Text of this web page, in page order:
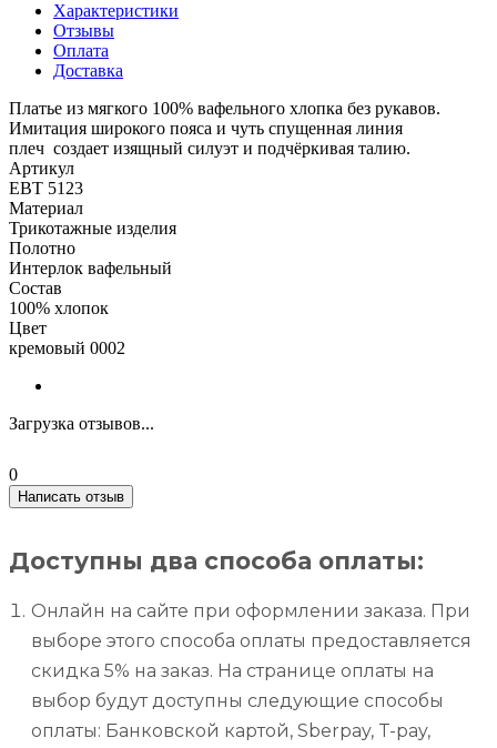
Характеристики
Отзывы
Оплата
Доставка
Платье из мягкого 100% вафельного хлопка без рукавов.
Имитация широкого пояса и чуть спущенная линия
плеч создает изящный силуэт и подчёркивая талию.
Артикул
ЕВТ 5123
Материал
Трикотажные изделия
Полотно
Интерлок вафельный
Состав
100% хлопок
Цвет
кремовый 0002
Загрузка отзывов...
0
Написать отзыв
Доступны два способа оплаты:
Онлайн на сайте при оформлении заказа. При
выборе этого способа оплаты предоставляется
скидка 5% на заказ. На странице оплаты на
выбор будут доступны следующие способы
оплаты: Банковской картой, Sberpay, T-pay,